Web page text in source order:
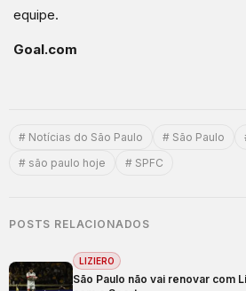
equipe.
Goal.com
# Notícias do São Paulo # São Paulo
# são paulo hoje
# SPFC
POSTS RELACIONADOS
LIZIERO
São Paulo não vai renovar com